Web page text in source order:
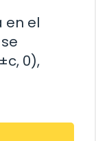
en el
0),